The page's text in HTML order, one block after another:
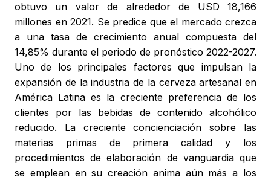
obtuvo un valor de alrededor de USD 18,166
millones en 2021. Se predice que el mercado crezca
a una tasa de crecimiento anual compuesta del
14,85% durante el periodo de pronóstico 2022-2027.
Uno de los principales factores que impulsan la
expansión de la industria de la cerveza artesanal en
América Latina es la creciente preferencia de los
clientes por las bebidas de contenido alcohólico
reducido. La creciente concienciación sobre las
materias primas de primera calidad y los
procedimientos de elaboración de vanguardia que
se emplean en su creación anima aún más a los